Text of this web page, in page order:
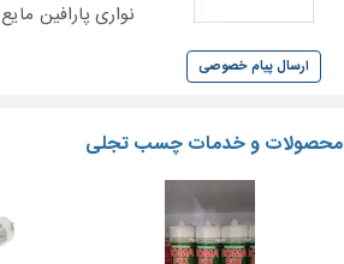
ارسال پیام خصوصی
نواری پارافین مایع
محصولات و خدمات چسب تجلی